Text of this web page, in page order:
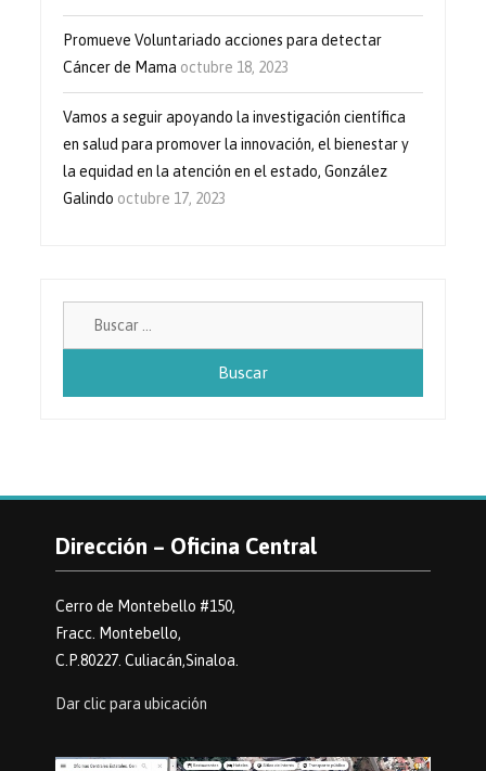
Promueve Voluntariado acciones para detectar
Cáncer de Mama octubre 18, 2023
Vamos a seguir apoyando la investigación científica
en salud para promover la innovación, el bienestar y
la equidad en la atención en el estado, González
Galindo octubre 17, 2023
Dirección – Oficina Central
Cerro de Montebello #150,
Fracc. Montebello,
C.P.80227. Culiacán,Sinaloa.
Dar clic para ubicación